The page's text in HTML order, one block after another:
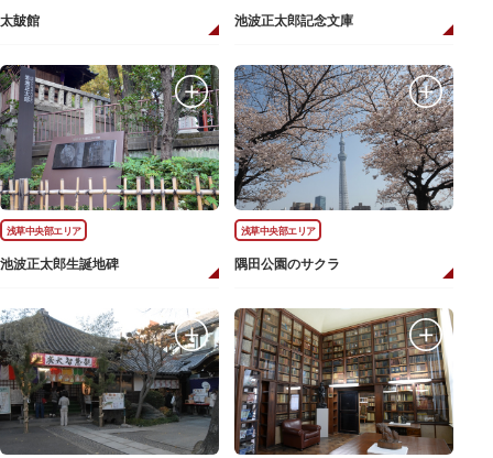
太皷館 池波正太郎記念文庫
浅草中央部エリア
池波正太郎生誕地碑
浅草中央部エリア
隅田公園のサクラ